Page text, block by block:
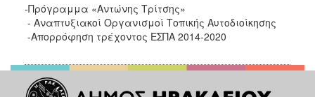
ΑΝΘΕΚΤΙΚΗ
ΠΟΛΗ
-Πρόγραμμα «Αντώνης Τρίτσης»
- Αναπτυξιακοί Οργανισμοί Τοπικής Αυτοδιοίκησης
-Απορρόφηση τρέχοντος ΕΣΠΑ 2014-2020